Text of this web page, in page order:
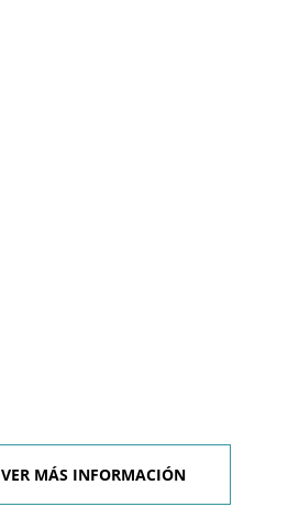
VER MÁS INFORMACIÓN